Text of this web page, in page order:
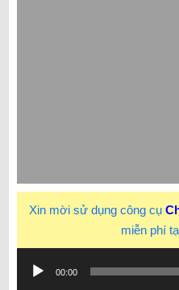
Xin mời sử dụng công cụ
miễn phí
phát
00:00